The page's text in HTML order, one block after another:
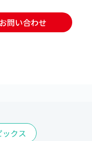
お問い合わせ
ックス